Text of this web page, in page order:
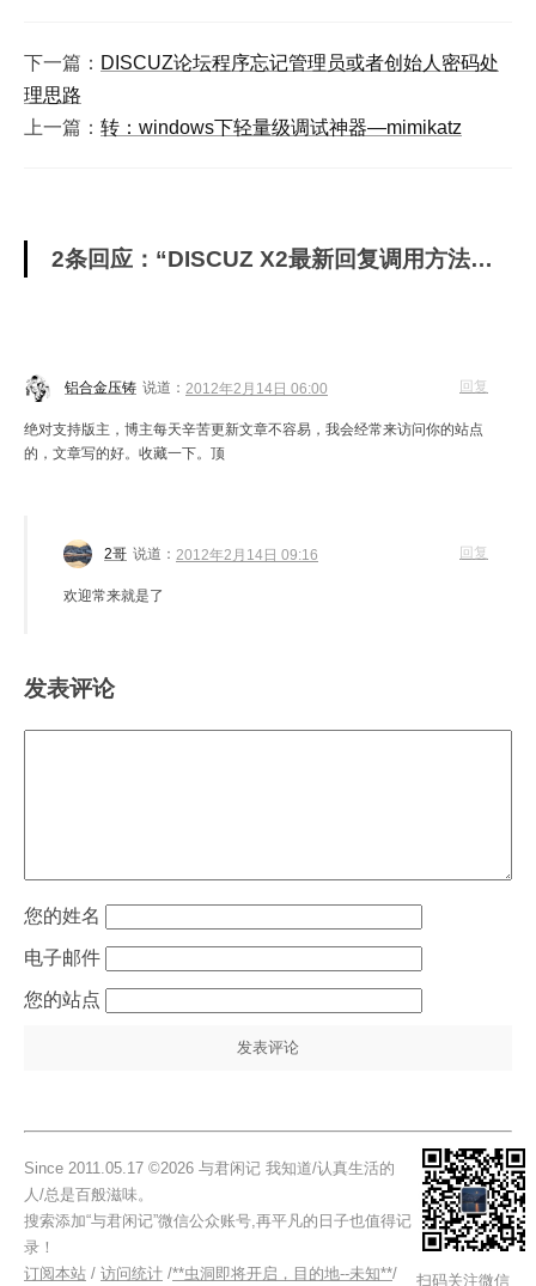
下一篇： DISCUZ论坛程序忘记管理员或者创始人密码处
理思路
上一篇： 转：windows下轻量级调试神器—mimikatz
2条回应：“DISCUZ X2最新回复调用方法（无插件-用SQL）”
铝合金压铸 说道： 2012年2月14日 06:00
绝对支持版主，博主每天辛苦更新文章不容易，我会经常来访问你的站点
的，文章写的好。收藏一下。顶
回复
2哥 说道： 2012年2月14日 09:16
欢迎常来就是了
回复
发表评论
姓名
电子邮件
站点
Since 2011.05.17 ©2026 与君闲记 我知道/认真生活的
人/总是百般滋味。
搜索添加“与君闲记”微信公众账号,再平凡的日子也值得记
录！
订阅本站 / 访问统计 /**虫洞即将开启，目的地--未知**/ 扫码关注微信